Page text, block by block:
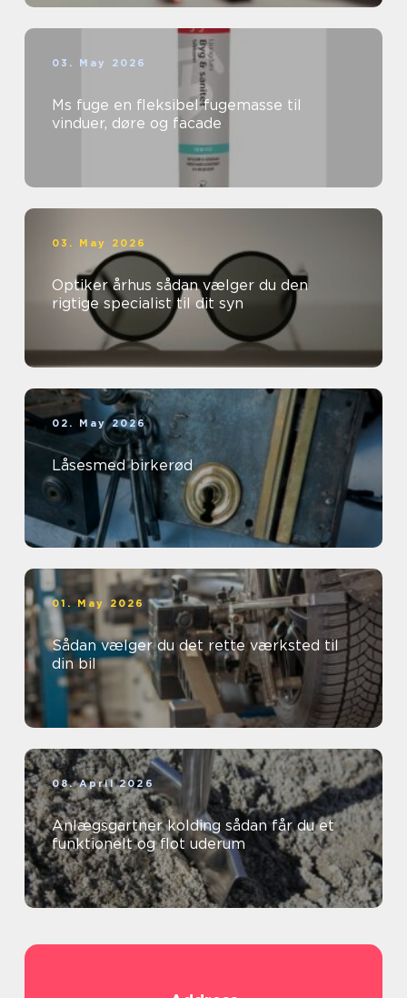
03. May 2026
Ms fuge en fleksibel fugemasse til
vinduer, døre og facade
03. May 2026
Optiker århus sådan vælger du den
rigtige specialist til dit syn
02. May 2026
Låsesmed birkerød
01. May 2026
Sådan vælger du det rette værksted til
din bil
08. April 2026
Anlægsgartner kolding sådan får du et
funktionelt og flot uderum